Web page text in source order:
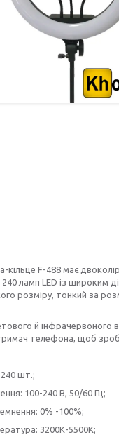
кільце F-488 має
240 ламп LED із широким
розміру, тонкий за
й інфрачервоного
телефона, щоб
240 шт.;
100-240 В, 50/60 Гц;
0% -100%;
3200К-5500К;